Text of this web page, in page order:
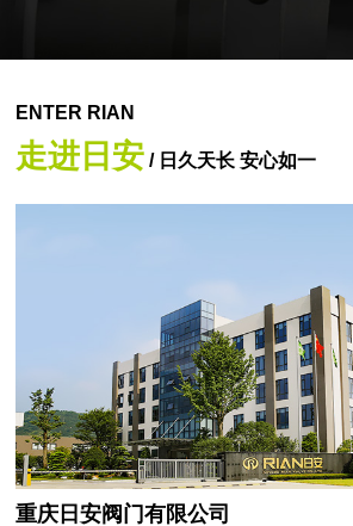
ENTER RIAN
走进日安 / 日久天长 安心如一
重庆日安阀门有限公司